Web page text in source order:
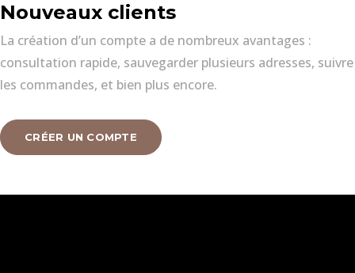
Nouveaux clients
La création d’un compte a de nombreux avantages :
consultation rapide, sauvegarder plusieurs adresses, suivre
les commandes, et bien plus encore.
CRÉER UN COMPTE